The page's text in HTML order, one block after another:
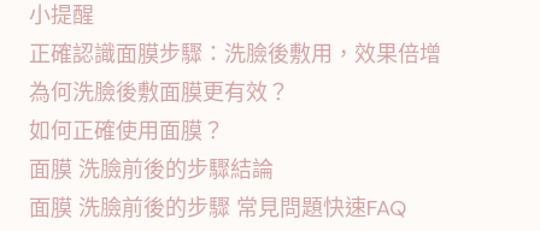
小提醒
正確認識面膜步驟：洗臉後敷用，效果倍增
為何洗臉後敷面膜更有效？
如何正確使用面膜？
面膜 洗臉前後的步驟結論
面膜 洗臉前後的步驟 常見問題快速FAQ